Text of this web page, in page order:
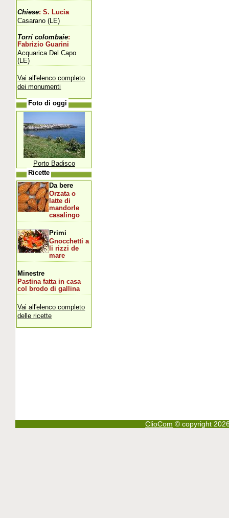
Chiese: S. Lucia
Casarano (LE)
Torri colombaie:
Fabrizio Guarini
Acquarica Del Capo
(LE)
Vai all'elenco completo
dei monumenti
Foto di oggi
Porto Badisco
Ricette
Da bere
Orzata o
latte di
mandorle
casalingo
Primi
Gnocchetti a
li rizzi de
mare
Minestre
Pastina fatta in casa
col brodo di gallina
Vai all'elenco completo
delle ricette
ClioCom © copyright